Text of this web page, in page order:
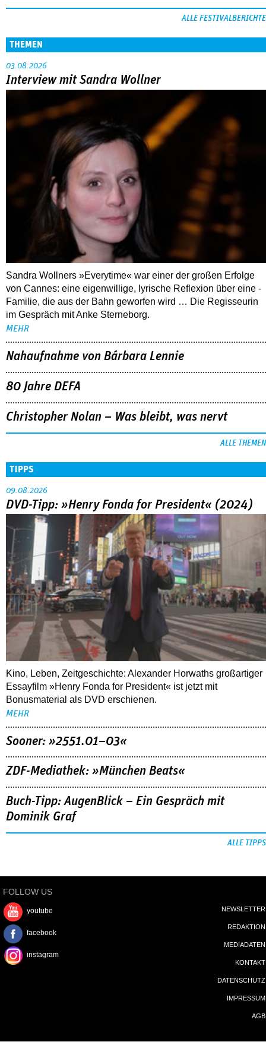
ALLE FESTIVALBERICHTE
THEMEN
03.08.2026
Interview mit Sandra Wollner
Sandra Wollners »Everytime« war einer der großen Erfolge
von Cannes: eine eigenwillige, lyrische Reflexion über eine ­
Familie, die aus der Bahn geworfen wird … Die Regisseurin
im Gespräch mit Anke Sterneborg.
MEHR
Nahaufnahme von Bárbara Lennie
80 Jahre DEFA
Christopher Nolan – Was bleibt, was nervt
ALLE THEMEN
TIPPS
09.08.2026
DVD-Tipp: »Henry Fonda for President« (2024)
Kino, Leben, Zeitgeschichte: Alexander Horwaths großartiger
Essayfilm »Henry Fonda for President« ist jetzt mit
Bonusmaterial als DVD erschienen.
MEHR
Sooner: »2551.01–03«
ZDF-Mediathek: »München Beats«
Buch-Tipp: AugenBlick – Ein Gespräch mit
Dominik Graf
ALLE TIPPS
FOLLOW US
youtube
facebook
instagram
NEWSLETTER
REDAKTION
MEDIADATEN
KONTAKT
DATENSCHUTZ
IMPRESSUM
AGB